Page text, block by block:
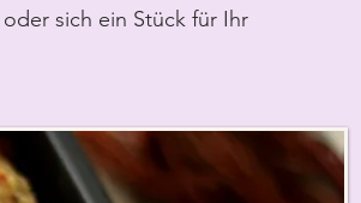
sich ein Stück für Ihr